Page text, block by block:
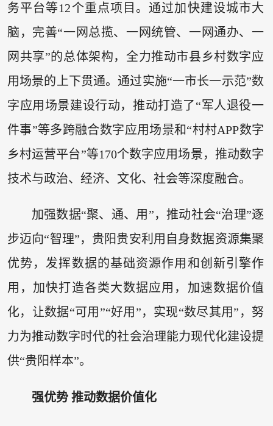
务平台等12个重点项目。通过加快建设城市大
脑，完善“一网总揽、一网统管、一网通办、一
网共享”的总体架构，全力推动市县乡村数字应
用场景的上下贯通。通过实施“一市长一示范”数
字应用场景建设行动，推动打造了“军人退役一
件事”等多跨融合数字应用场景和“村村APP数字
乡村运营平台”等170个数字应用场景，推动数字
技术与政治、经济、文化、社会等深度融合。
加强数据“聚、通、用”，推动社会“治理”逐
步迈向“智理”，贵阳贵安利用自身数据资源集聚
优势，发挥数据的基础资源作用和创新引擎作
用，加快打造各类大数据应用，加速数据价值
化，让数据“可用”“好用”，实现“数尽其用”，努
力为推动数字时代的社会治理能力现代化建设提
供“贵阳样本”。
强优势 推动数据价值化